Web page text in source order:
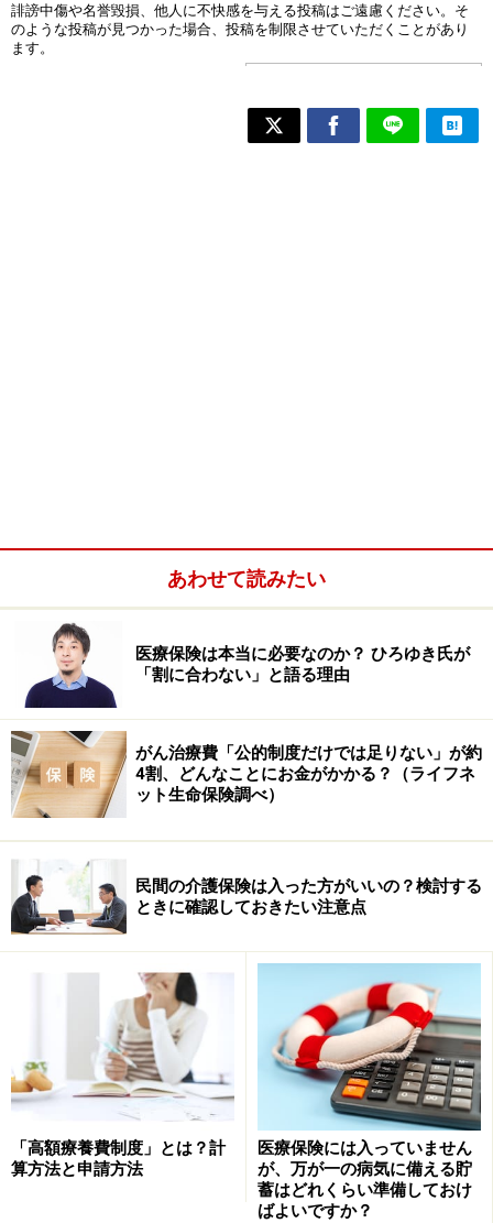
あわせて読みたい
医療保険は本当に必要なのか？ ひろゆき氏が
「割に合わない」と語る理由
がん治療費「公的制度だけでは足りない」が約
4割、どんなことにお金がかかる？（ライフネ
ット生命保険調べ）
民間の介護保険は入った方がいいの？検討する
ときに確認しておきたい注意点
「高額療養費制度」とは？計
算方法と申請方法
医療保険には入っていません
が、万が一の病気に備える貯
蓄はどれくらい準備しておけ
ばよいですか？